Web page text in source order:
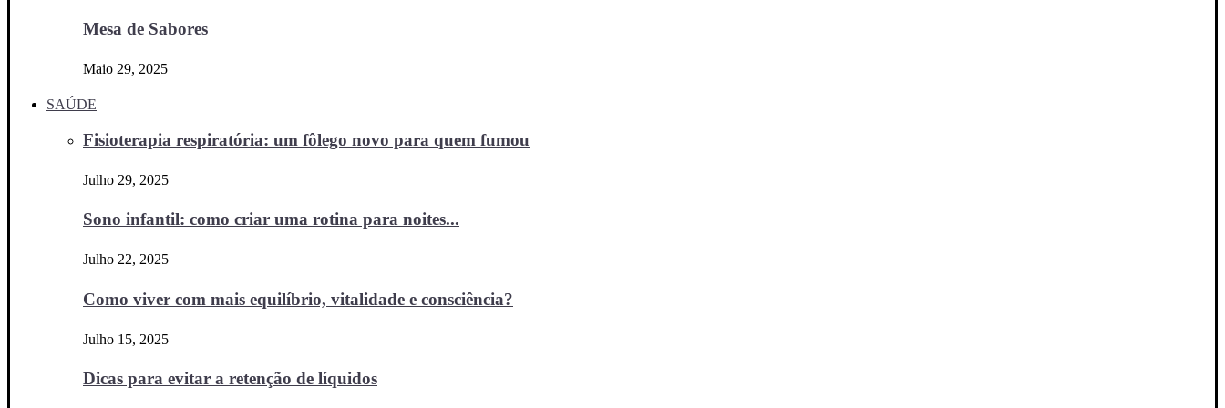
Mesa de Sabores
Maio 29, 2025
SAÚDE
Fisioterapia respiratória: um fôlego novo para quem fumou
Julho 29, 2025
Sono infantil: como criar uma rotina para noites...
Julho 22, 2025
Como viver com mais equilíbrio, vitalidade e consciência?
Julho 15, 2025
Dicas para evitar a retenção de líquidos